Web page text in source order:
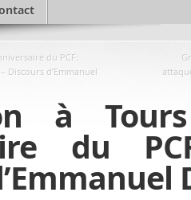
du PCF:
Discours d’Emmanuel
à
du